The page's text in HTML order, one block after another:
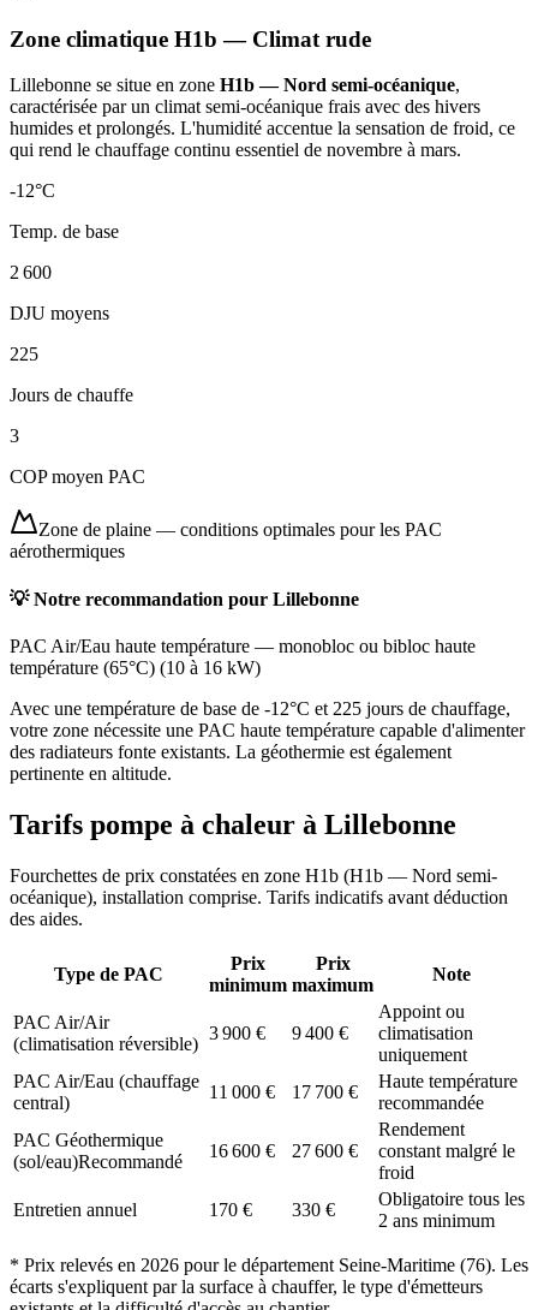
Zone climatique H1b — Climat rude
Lillebonne se situe en zone H1b — Nord semi-océanique,
caractérisée par un climat semi-océanique frais avec des hivers
humides et prolongés. L'humidité accentue la sensation de froid, ce
qui rend le chauffage continu essentiel de novembre à mars.
-12°C
Temp. de base
2 600
DJU moyens
225
Jours de chauffe
3
COP moyen PAC
Zone de plaine — conditions optimales pour les PAC
aérothermiques
💡 Notre recommandation pour Lillebonne
PAC Air/Eau haute température — monobloc ou bibloc haute
température (65°C) (10 à 16 kW)
Avec une température de base de -12°C et 225 jours de chauffage,
votre zone nécessite une PAC haute température capable d'alimenter
des radiateurs fonte existants. La géothermie est également
pertinente en altitude.
Tarifs pompe à chaleur à Lillebonne
Fourchettes de prix constatées en zone H1b (H1b — Nord semi-
océanique), installation comprise. Tarifs indicatifs avant déduction
des aides.
Type de PAC
Prix
minimum
Prix
maximum
Note
PAC Air/Air
(climatisation réversible)
3 900 € 9 400 €
Appoint ou
climatisation
uniquement
PAC Air/Eau (chauffage
central)
11 000 € 17 700 €
Haute température
recommandée
PAC Géothermique
(sol/eau)Recommandé
16 600 € 27 600 €
Rendement
constant malgré le
froid
Entretien annuel
170 € 330 €
Obligatoire tous les
2 ans minimum
* Prix relevés en 2026 pour le département Seine-Maritime (76). Les
écarts s'expliquent par la surface à chauffer, le type d'émetteurs